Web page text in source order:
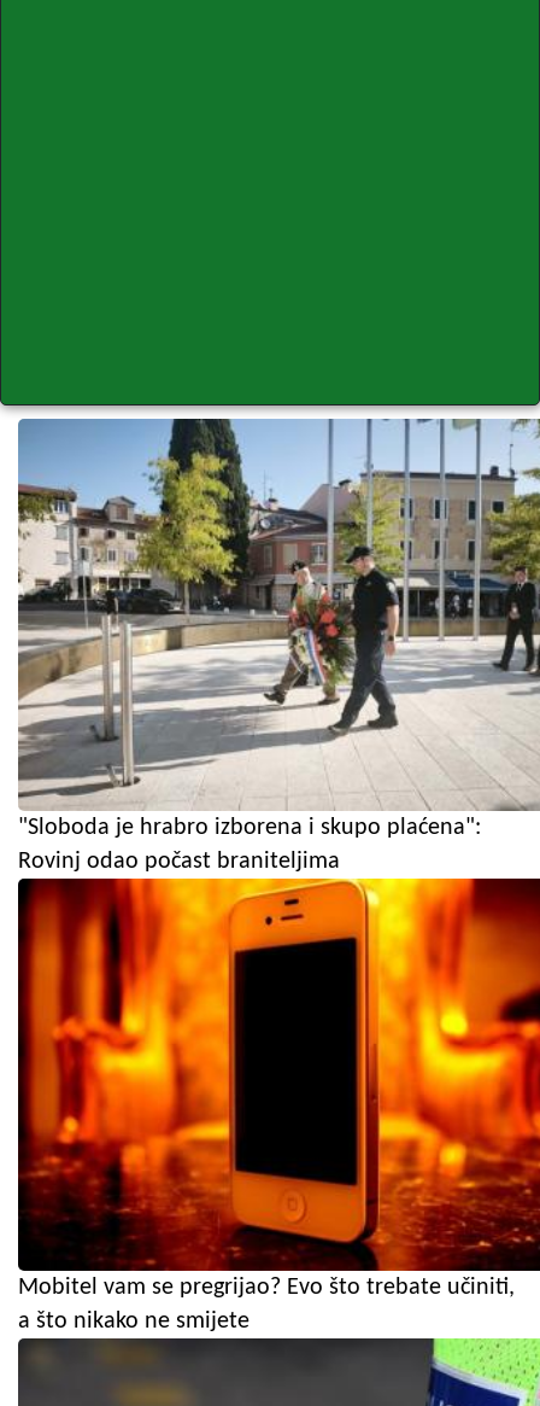
"Sloboda je hrabro izborena i skupo plaćena":
Rovinj odao počast braniteljima
Mobitel vam se pregrijao? Evo što trebate učiniti,
a što nikako ne smijete